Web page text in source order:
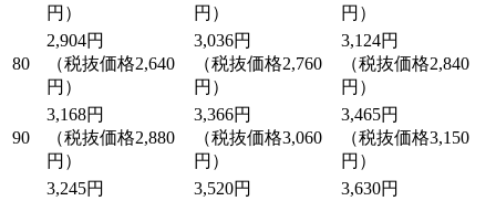
円）
円）
円）
80
2,904円
（税抜価格2,640
円）
3,036円
（税抜価格2,760
円）
3,124円
（税抜価格2,840
円）
90
3,168円
（税抜価格2,880
円）
3,366円
（税抜価格3,060
円）
3,465円
（税抜価格3,150
円）
3,245円
3,520円
3,630円